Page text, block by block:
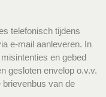
telefonisch tijdens
e-mail aanleveren. In
en gebed
gesloten envelop o.v.v.
brievenbus van de